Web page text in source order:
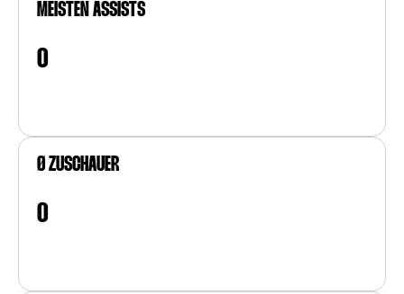
MEISTEN ASSISTS
0
Ø ZUSCHAUER
0